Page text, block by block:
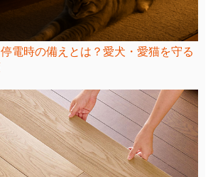
停電時の備えとは？愛犬・愛猫を守る